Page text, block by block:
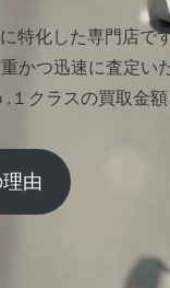
特化した専門店で
かつ迅速に査定い
クラスの買取金額
由